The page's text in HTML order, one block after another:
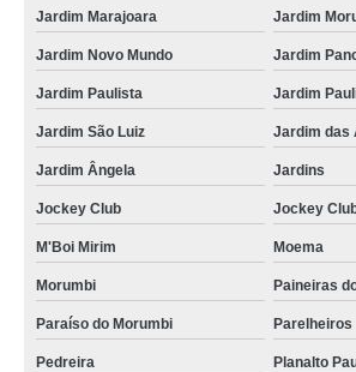
cartão de visita pvc Artur Alvim
cartão de pvc personalizado valor Vila Andrade
empresa que faz cartão fidelidade pvc São
cartão em pvc personalizado preço Jaçanã
empresa que faz cartão de visita pvc Freguesia do
onde comprar cartão pvc para crachás Parque do
cartão de visita em pvc valor Campo Belo
onde comprar cartão de visita em pvc Santos
cartão pvc valor Vila Cruzeiro
Jardim Marajoara Jardim
Jardim Novo Mundo Jardim
Jardim Paulista Jardim
Jardim São Luiz Jardim das
Jardim Ângela Jardins
Jockey Club Jockey
M'Boi Mirim Moema
Morumbi Paineiras
Paraíso do Morumbi Parelheiros
Pedreira Planalto